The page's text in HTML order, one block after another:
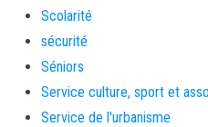
Scolarité
sécurité
Séniors
Service culture, sport et
Service de l'urbanisme